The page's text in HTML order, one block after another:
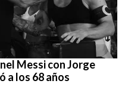
Messi con Jorge
a los 68 años